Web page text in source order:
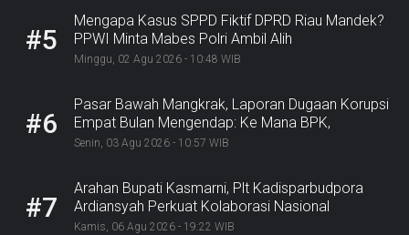
#5
Mengapa Kasus SPPD Fiktif DPRD Riau Mandek?
PPWI Minta Mabes Polri Ambil Alih
Minggu, 02 Agu 2026 - 10:48 WIB
#6
Pasar Bawah Mangkrak, Laporan Dugaan Korupsi
Empat Bulan Mengendap: Ke Mana BPK,
Inspektorat, dan Kejaksaan?
Senin, 03 Agu 2026 - 10:57 WIB
#7
Arahan Bupati Kasmarni, Plt Kadisparbudpora
Ardiansyah Perkuat Kolaborasi Nasional
Sukseskan Ekraforia 2026 dan Bangun Bengkalis
Kamis, 06 Agu 2026 - 19:22 WIB